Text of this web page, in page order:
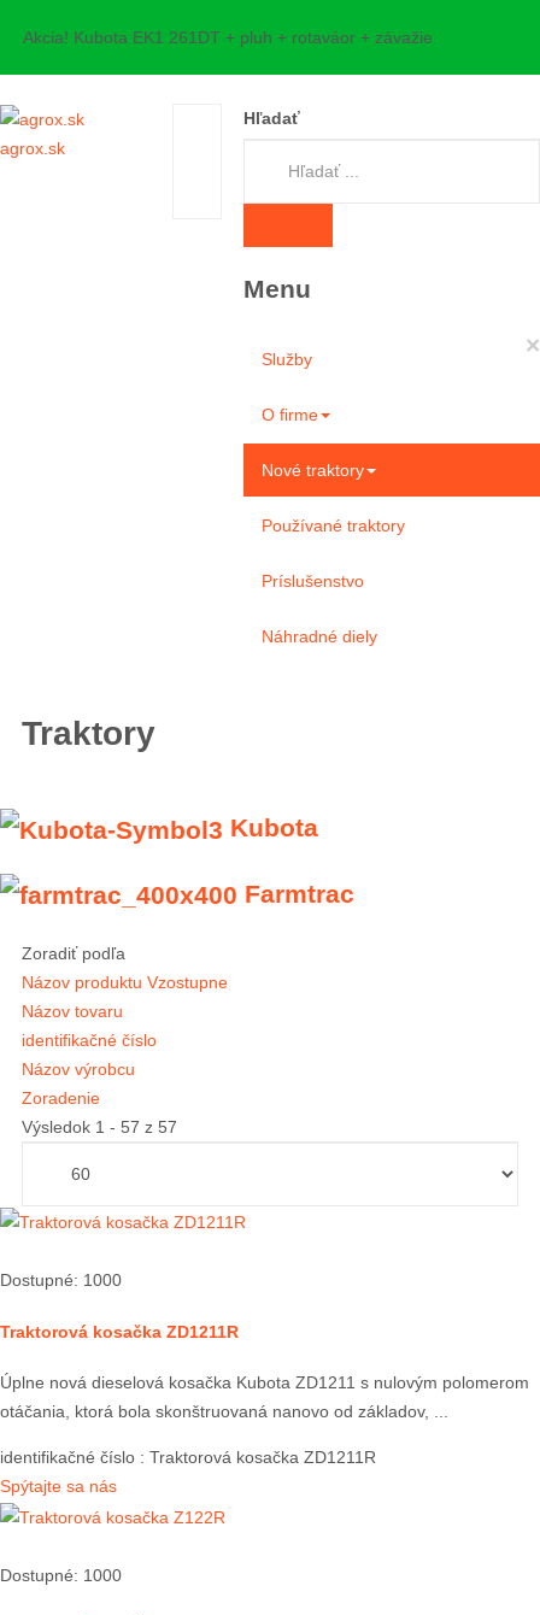
Akcia! Kubota EK1 261DT + pluh + rotaváor + závažie
agrox.sk
Hľadať
Menu
×
Služby
O firme
Nové traktory
Používané traktory
Príslušenstvo
Náhradné diely
Traktory
Kubota
Farmtrac
Zoradiť podľa
Názov produktu Vzostupne
Názov tovaru
identifikačné číslo
Názov výrobcu
Zoradenie
Výsledok 1 - 57 z 57
Dostupné: 1000
Traktorová kosačka ZD1211R
Úplne nová dieselová kosačka Kubota ZD1211 s nulovým polomerom
otáčania, ktorá bola skonštruovaná nanovo od základov, ...
identifikačné číslo : Traktorová kosačka ZD1211R
Spýtajte sa nás
Dostupné: 1000